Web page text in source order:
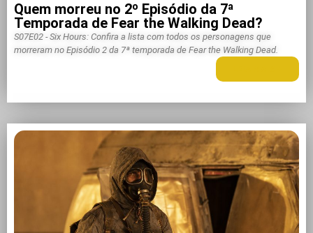
Quem morreu no 2º Episódio da 7ª
Temporada de Fear the Walking Dead?
S07E02 - Six Hours: Confira a lista com todos os personagens que
morreram no Episódio 2 da 7ª temporada de Fear the Walking Dead.